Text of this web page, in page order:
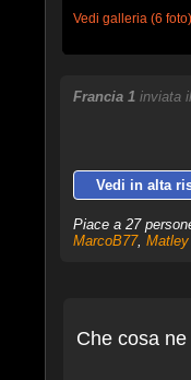
Vedi galleria (6 foto)
Francia 1 inviata
Vedi in alta
Piace a 27
MarcoB77,
Che cosa